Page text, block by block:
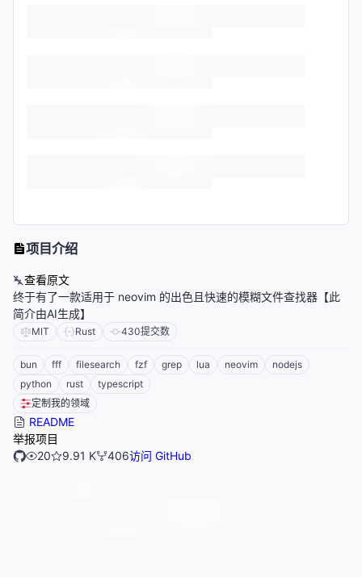
项目介绍
查看原文
终于有了一款适用于 neovim 的出色且快速的模糊文件查找器【此
简介由AI生成】
MIT Rust 430提交数
bun fff filesearch fzf grep lua neovim
nodejs
python
rust
typescript
定制我的领域
README
举报项目
20
9.91 K 406访问 GitHub